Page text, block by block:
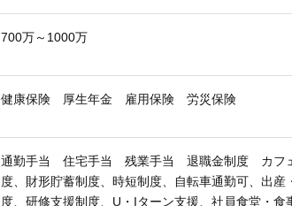
700万～1000万
健康保険 厚生年金 雇用保険 労災保険
通勤手当 住宅手当 残業手当 退職金制度 カフェ
度、財形貯蓄制度、時短制度、自転車通勤可、出産
度、研修支援制度、U・Iターン支援、社員食堂・